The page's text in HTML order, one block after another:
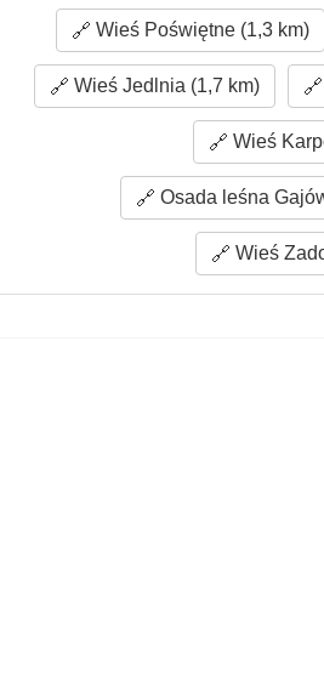
Wieś Poświętne (1,3 km)
Wieś Jedlnia (1,7 km)
Wieś
Osada leśna
Wieś